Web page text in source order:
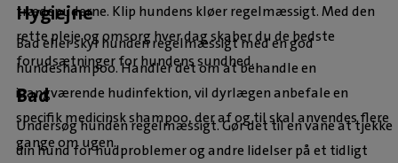
Hygiejne
trædepuderne. Klip hundens kløer regelmæssigt.Med den
rette pleje og omsorg hver dag skaber du de bedste
forudsætninger for hundens sundhed.
Bad
Bad eller skyl hunden regelmæssigt med en god
hundeshampoo. Handler det om at behandle en
igangværende hudinfektion, vil dyrlægen anbefale en
specifik medicinsk shampoo, der af og til skal anvendes flere
gange om ugen.
Undersøg hunden regelmæssigt. Gør det til en vane at tjekke
din hund for hudproblemer og andre lidelser på et tidligt